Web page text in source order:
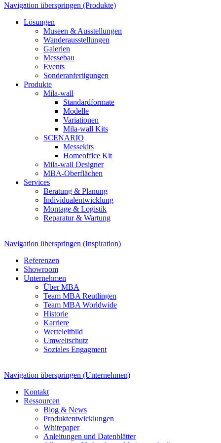
Navigation überspringen (Produkte)
Lösungen
Museen & Ausstellungen
Wanderausstellungen
Galerien
Messebau
Events
Sonderanfertigungen
Produkte
Mila-wall
Standardformate
Modelle
Variationen
Mila-wall Kits
SCENARIO
Messekits
Homeoffice Kit
Mila-wall Designer
MBA-Oberflächen
Services
Beratung & Planung
Individualentwicklung
Montage & Logistik
Reparatur & Wartung
Navigation überspringen (Inspiration)
Referenzen
Showroom
Unternehmen
Über MBA
Team MBA Reutlingen
Team MBA Worldwide
Historie
Karriere
Werteleitbild
Umweltschutz
Soziales Engagment
Navigation überspringen (Unternehmen)
Kontakt
Ressourcen
Blog & News
Produktentwicklungen
Whitepaper
Anleitungen und Datenblätter